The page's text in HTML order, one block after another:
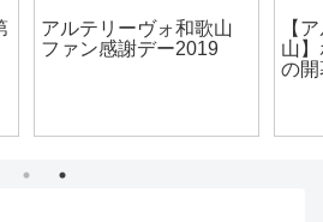
【アルテリーヴォ和歌
山】第6節vsおこしやす
【
山
しや